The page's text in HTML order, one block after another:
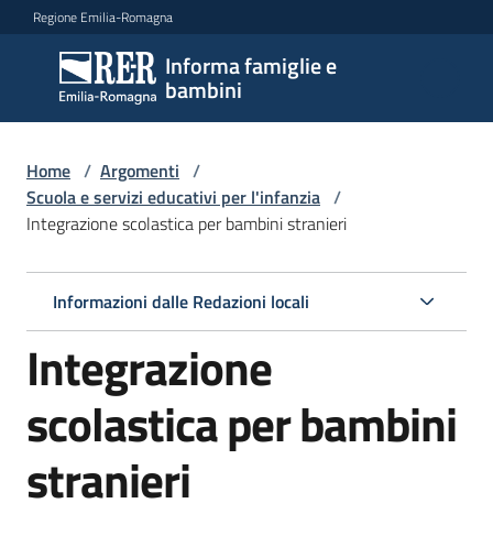
Vai al contenuto
Vai alla navigazione
Vai al footer
Regione Emilia-Romagna
Informa famiglie e
bambini
Informa
famiglie
e
bambini
per
famiglie
Home / Argomenti /
Scuola e servizi educativi per l'infanzia /
Integrazione scolastica per bambini stranieri
Informazioni dalle Redazioni locali
Integrazione
scolastica per bambini
stranieri